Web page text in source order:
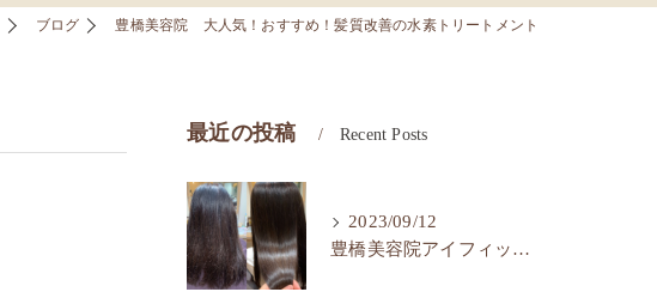
ブログ 豊橋美容院 大人気！おすすめ！髪質改善の水素トリートメント
最近の投稿 Recent Posts
2023/09/12
豊橋美容院アイフィットで髪質改善ストレートで艶髪へ。